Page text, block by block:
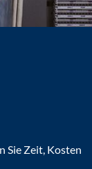
Sie Zeit, Kosten